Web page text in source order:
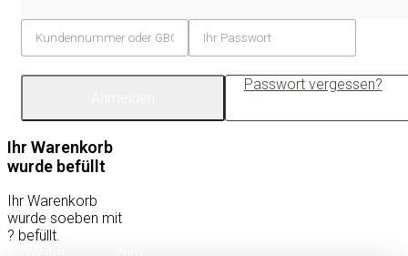
Passwort vergessen?
Ihr Warenkorb
wurde befüllt
Ihr Warenkorb
wurde soeben mit
? befüllt.